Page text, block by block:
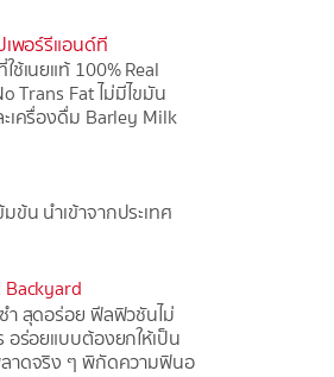
เพอร์รีแอนด์ที
ช้เนยแท้ 100% Real
Trans Fat ไม่มีไขมัน
เครื่องดื่ม Barley Milk
มข้น นำเข้าจากประเทศ
ำ สุดอร่อย ฟีลฟิวชันไม่
อร่อยแบบต้องยกให้เป็น
าดจริง ๆ พิกัดความฟินอ